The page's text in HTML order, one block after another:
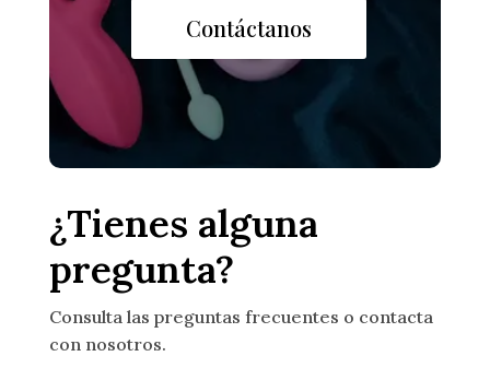
Contáctanos
¿Tienes alguna
pregunta?
Consulta las preguntas frecuentes o contacta
con nosotros.